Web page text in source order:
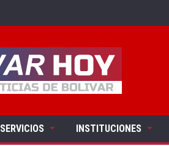
SERVICIOS INSTITUCIONES